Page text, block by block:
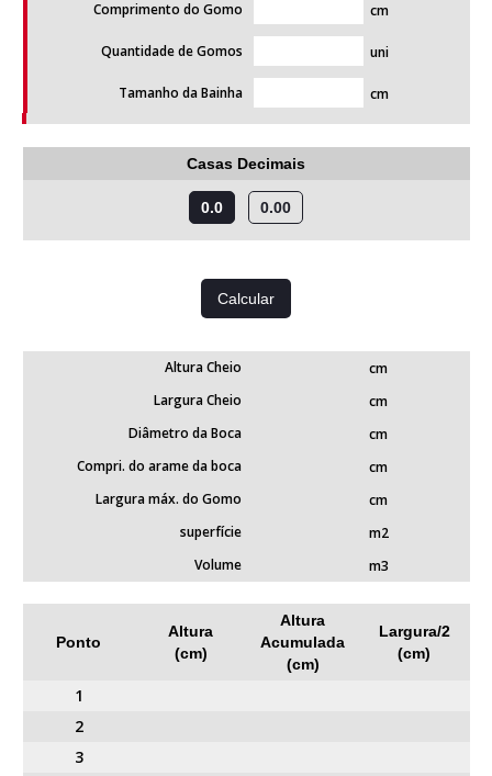
Comprimento do Gomo cm
Quantidade de Gomos uni
Tamanho da Bainha cm
Casas Decimais
0.0 0.00
Altura Cheio
cm
Largura Cheio
cm
Diâmetro da Boca
cm
Compri. do arame da boca
cm
Largura máx. do Gomo
cm
superfície
m2
Volume
m3
Ponto
Altura
(cm)
Altura
Acumulada
(cm)
Largura/2
(cm)
1
2
3